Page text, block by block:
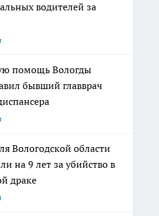
водителей за
помощь Вологды
бывший главврач
Вологодской области
на 9 лет за убийство в
драке